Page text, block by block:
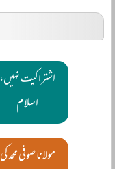
اشتراکیت نہیں،
اسلام
مولانا صوفی محمد کی